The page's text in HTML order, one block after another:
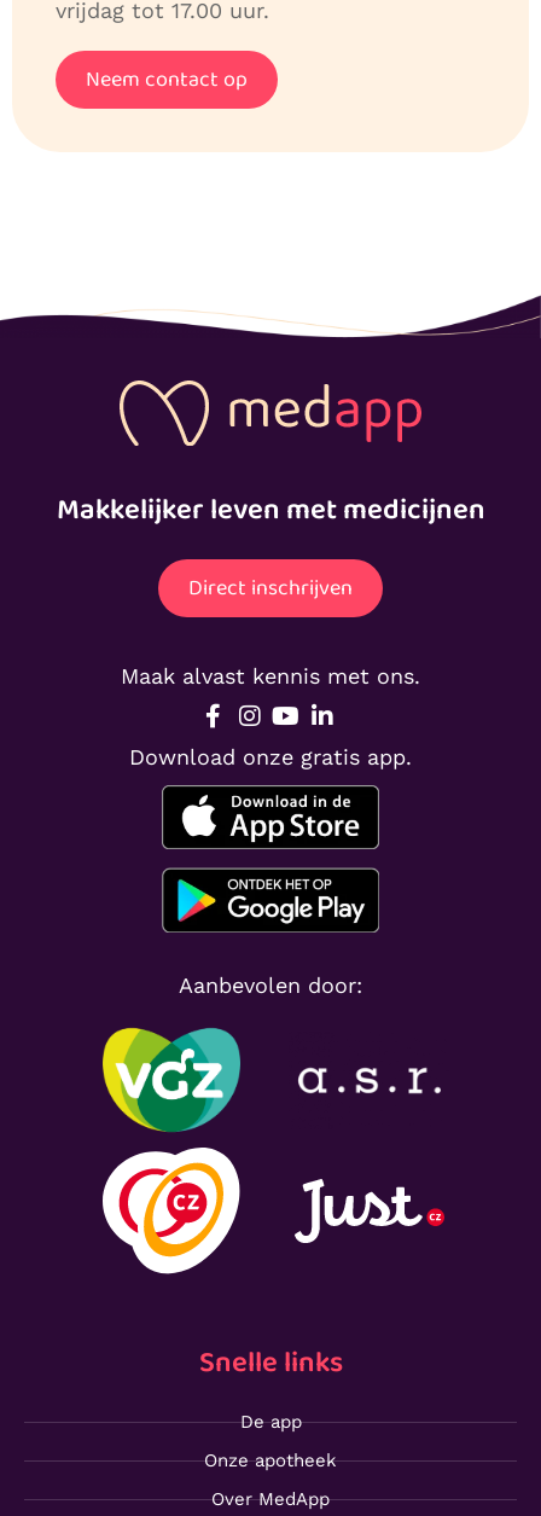
vrijdag tot 17.00 uur.
Neem contact op
Makkelijker leven met medicijnen
Direct inschrijven
Maak alvast kennis met ons.
Download onze gratis app.
Aanbevolen door:
Snelle links
De app
Onze apotheek
Over MedApp